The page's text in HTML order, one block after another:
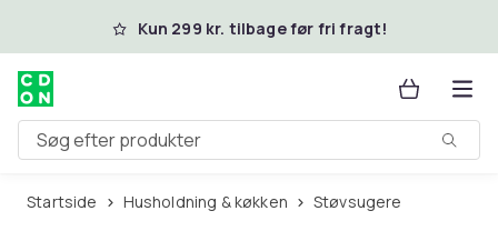
Spring til hovedindhold
Kun 299 kr. tilbage før fri fragt!
Søg efter produkter
Startside Husholdning & køkken Støvsugere